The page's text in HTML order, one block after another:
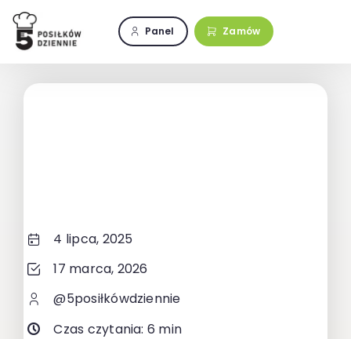
Przejdź
zawartości
Panel Zamów
4 lipca, 2025
17 marca, 2026
@5posiłkówdziennie
Czas czytania: 6 min